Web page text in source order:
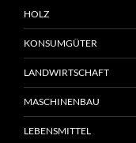
HOLZ
KONSUMGÜTER
LANDWIRTSCHAFT
MASCHINENBAU
LEBENSMITTEL